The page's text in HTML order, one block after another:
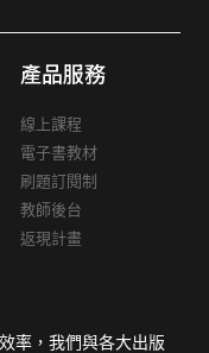
產品服務
線上課程
電子書教材
刷題訂閱制
教師後台
返現計畫
率，我們與各大出版